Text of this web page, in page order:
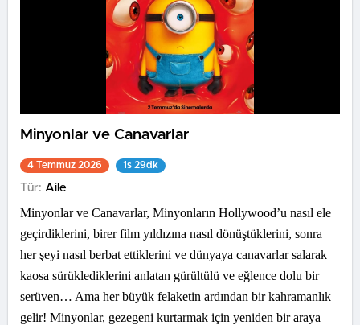
Minyonlar ve Canavarlar
4 Temmuz 2026 1s 29dk
Tür: Aile
Minyonlar ve Canavarlar, Minyonların Hollywood’u nasıl ele
geçirdiklerini, birer film yıldızına nasıl dönüştüklerini, sonra
her şeyi nasıl berbat ettiklerini ve dünyaya canavarlar salarak
kaosa sürüklediklerini anlatan gürültülü ve eğlence dolu bir
serüven… Ama her büyük felaketin ardından bir kahramanlık
gelir! Minyonlar, gezegeni kurtarmak için yeniden bir araya